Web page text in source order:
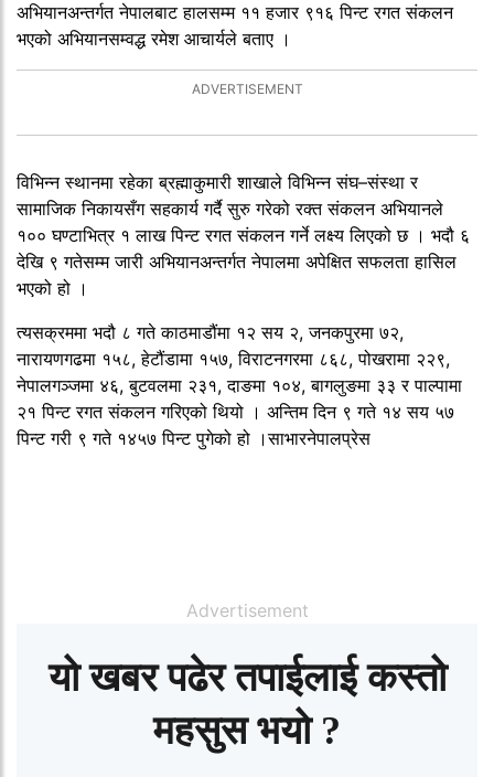
अभियानअन्तर्गत नेपालबाट हालसम्म ११ हजार ९१६ पिन्ट रगत संकलन
भएको अभियानसम्वद्ध रमेश आचार्यले बताए ।
विभिन्न स्थानमा रहेका ब्रह्माकुमारी शाखाले विभिन्न संघ–संस्था र
सामाजिक निकायसँग सहकार्य गर्दै सुरु गरेको रक्त संकलन अभियानले
१०० घण्टाभित्र १ लाख पिन्ट रगत संकलन गर्ने लक्ष्य लिएको छ । भदौ ६
देखि ९ गतेसम्म जारी अभियानअन्तर्गत नेपालमा अपेक्षित सफलता हासिल
भएको हो ।
त्यसक्रममा भदौ ८ गते काठमाडौंमा १२ सय २, जनकपुरमा ७२,
नारायणगढमा १५८, हेटौंडामा १५७, विराटनगरमा ८६८, पोखरामा २२९,
नेपालगञ्जमा ४६, बुटवलमा २३१, दाङमा १०४, बागलुङमा ३३ र पाल्पामा
२१ पिन्ट रगत संकलन गरिएको थियो । अन्तिम दिन ९ गते १४ सय ५७
पिन्ट गरी ९ गते १४५७ पिन्ट पुगेको हो ।साभारनेपालप्रेस
Advertisement
यो खबर पढेर तपाईलाई कस्तो
महसुस भयो ?